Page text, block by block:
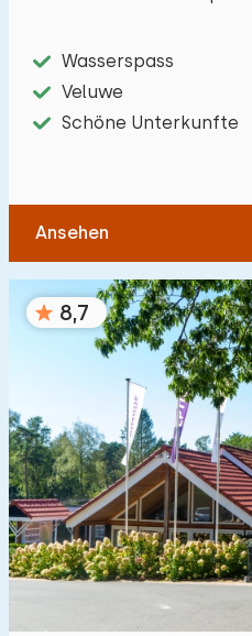
Wasserspass
Veluwe
Schöne Unterkunfte
Ansehen
8,7